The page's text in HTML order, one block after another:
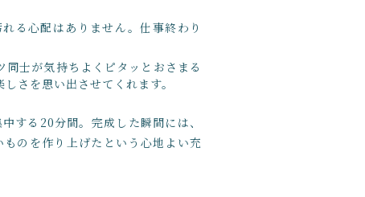
る心配はありません。仕事終わり
士が気持ちよくピタッとおさまる
さを思い出させてくれます。
する20分間。完成した瞬間には、
のを作り上げたという心地よい充